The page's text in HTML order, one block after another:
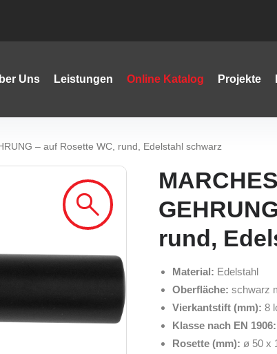
Uns Leistungen Online Katalog Projekte
– auf Rosette WC, rund, Edelstahl schwarz
rund,
Material: Edelstahl
Oberfläche: schwarz
Vierkantstift (mm): 8
Klasse nach EN 1906:
Rosette (mm): ø 50 x